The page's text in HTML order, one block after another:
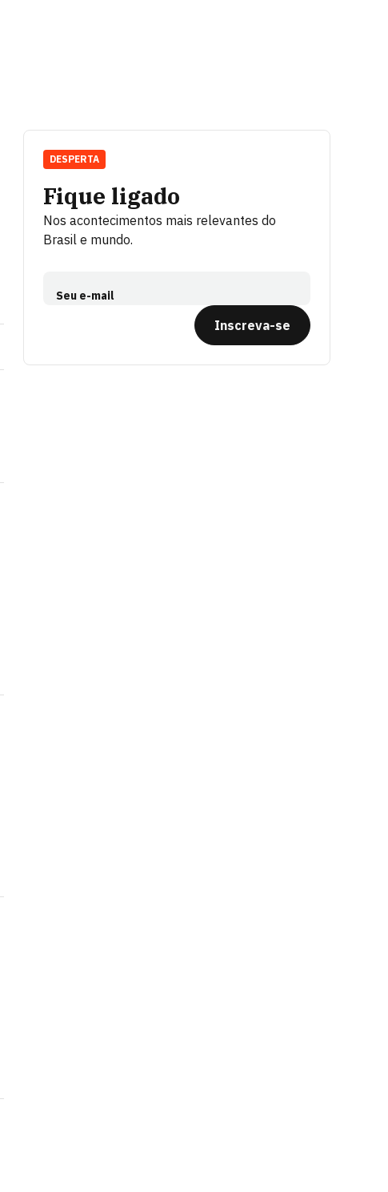
Fique ligado
Nos acontecimentos mais relevantes do
Brasil e mundo.
Seu e-mail
Inscreva-se
DESPERTA